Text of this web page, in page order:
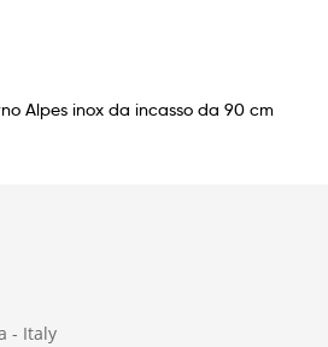
Alpes inox da incasso da 90 cm
- Italy